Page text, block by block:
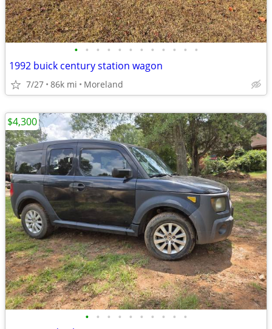
• • • • • • • • • • • •
1992 buick century station wagon
7/27 86k mi Moreland
• • • • • • • • • •
$4,300